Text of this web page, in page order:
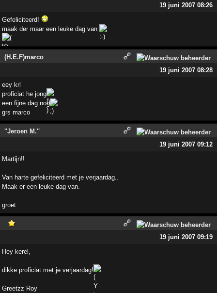
19 juni 2007 08:26
Gefeliciteerd!
maak der maar een leuke dag van
(H.E.F)marco
19 juni 2007 08:28
eey krl
proficiat he jong
een fijne dag nog
grs marco
''Jeroen M.''
19 juni 2007 09:12
Martijn!!
Van harte gefeliciteerd met je verjaardag..
Maak er een leuke dag van.
groet
19 juni 2007 09:19
Hey kerel,
dikke proficiat met je verjaardag!
Greetzz Roy